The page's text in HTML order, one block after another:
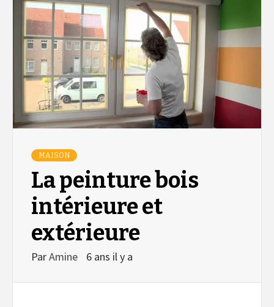
MAISON
La peinture bois
intérieure et
extérieure
ParAmine 6 ans il y a